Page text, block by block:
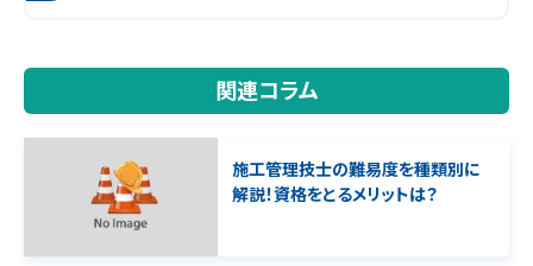
関連コラム
施工管理技士の難易度を種類別に
解説！資格をとるメリットは？